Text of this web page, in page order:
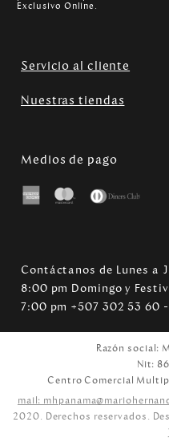
Exclusivo Online.
Servicio al cliente
Nuestras tiendas
Medios de pago
Contáctanos de Lunes a
8:00 pm Domingo y
7:00 pm +507 302 53 60
Razón social:
Nit:
Centro Comercial
mail:
2020. Derechos reservados.